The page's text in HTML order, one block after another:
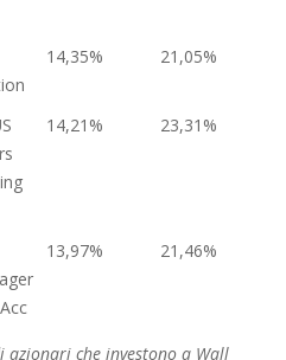
14,35% 21,05%
14,21% 23,31%
13,97% 21,46%
che investono a Wall